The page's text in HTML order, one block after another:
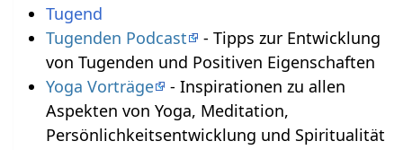
Tugend
Tugenden Podcast
- Tipps zur Entwicklung
von Tugenden und Positiven Eigenschaften
Yoga Vorträge
- Inspirationen zu allen
Aspekten von Yoga, Meditation,
Persönlichkeitsentwicklung und Spiritualität